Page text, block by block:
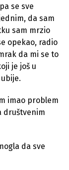
se sve
da sam
sam mrzio
opekao, radio
da mi se to
je još u
imao problem
društvenim
da sve